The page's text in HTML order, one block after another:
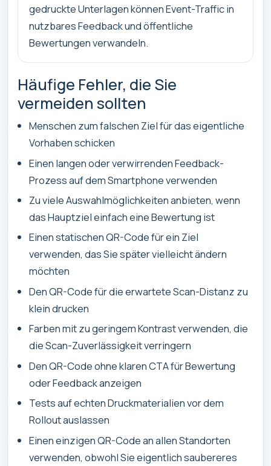
gedruckte Unterlagen können Event-Traffic in
nutzbares Feedback und öffentliche
Bewertungen verwandeln.
Häufige Fehler, die Sie
vermeiden sollten
Menschen zum falschen Ziel für das eigentliche
Vorhaben schicken
Einen langen oder verwirrenden Feedback-
Prozess auf dem Smartphone verwenden
Zu viele Auswahlmöglichkeiten anbieten, wenn
das Hauptziel einfach eine Bewertung ist
Einen statischen QR-Code für ein Ziel
verwenden, das Sie später vielleicht ändern
möchten
Den QR-Code für die erwartete Scan-Distanz zu
klein drucken
Farben mit zu geringem Kontrast verwenden, die
die Scan-Zuverlässigkeit verringern
Den QR-Code ohne klaren CTA für Bewertung
oder Feedback anzeigen
Tests auf echten Druckmaterialien vor dem
Rollout auslassen
Einen einzigen QR-Code an allen Standorten
verwenden, obwohl Sie eigentlich saubereres